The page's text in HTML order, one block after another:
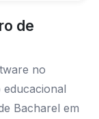
de
no
Bacharel em